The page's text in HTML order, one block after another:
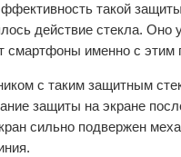
такой
действие стекла.
смартфоны именно с этим
с таким защитным
защиты на экране
сильно подвержен